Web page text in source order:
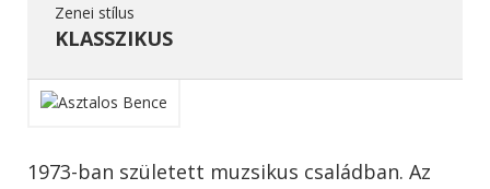
Zenei stílus
KLASSZIKUS
1973-ban született muzsikus családban. Az